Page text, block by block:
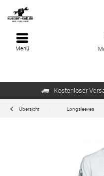
Kostenloser
Menü
Übersicht Longsleeves